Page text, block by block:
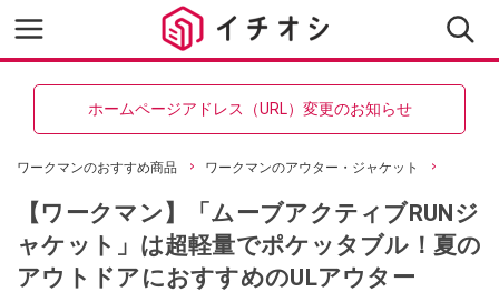
ホームページアドレス（URL）変更のお知らせ
ワークマンのおすすめ商品 ワークマンのアウター・ジャケット
【ワークマン】「ムーブアクティブRUNジ
ャケット」は超軽量でポケッタブル！夏の
アウトドアにおすすめのULアウター